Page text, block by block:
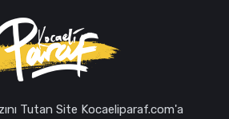
Tutan Site Kocaeliparaf.com'a